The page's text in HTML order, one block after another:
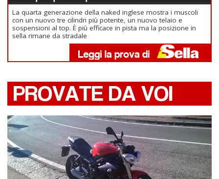
La quarta generazione della naked inglese mostra i muscoli
con un nuovo tre cilindri più potente, un nuovo telaio e
sospensioni al top. È più efficace in pista ma la posizione in
sella rimane da stradale
PROVATE DA VOI